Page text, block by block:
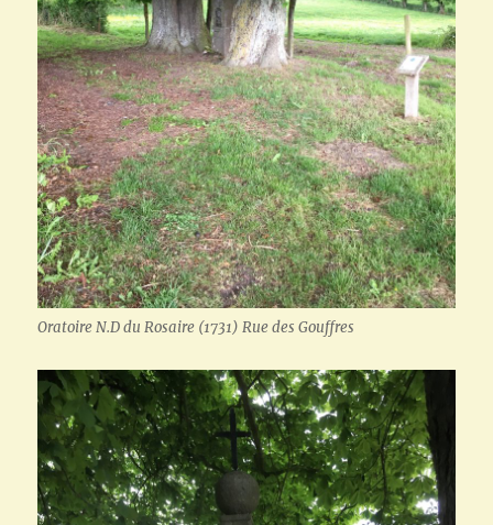
Oratoire N.D du Rosaire (1731) Rue des Gouffres